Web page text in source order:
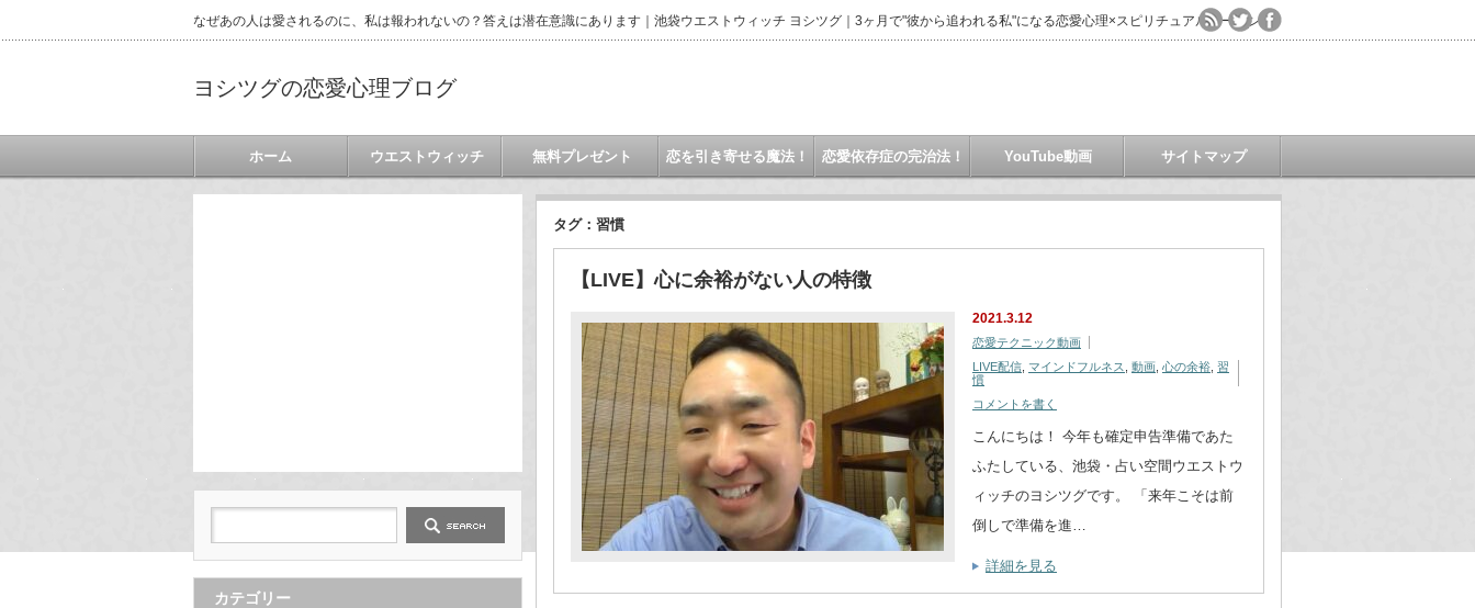
なぜあの人は愛されるのに、私は報われないの？答えは潜在意識にあります｜池袋ウエストウィッチ ヨシツグ｜3ヶ月で"彼から追われる私"になる恋愛心理×スピリチュアルコーチング
ヨシツグの恋愛心理ブログ
ホーム ウエストウィッチ 無料プレゼント 恋を引き寄せる魔法！ 恋愛依存症の完治法！ YouTube動画 サイトマップ
タグ：習慣
【LIVE】心に余裕がない人の特徴
2021.3.12
恋愛テクニック動画
LIVE配信 マインドフルネス 動画 心の余裕 習
慣
コメントを書く
こんにちは！ 今年も確定申告準備であた
ふたしている、池袋・占い空間ウエストウ
ィッチのヨシツグです。 「来年こそは前
倒しで準備を進…
詳細を見る
カテゴリー